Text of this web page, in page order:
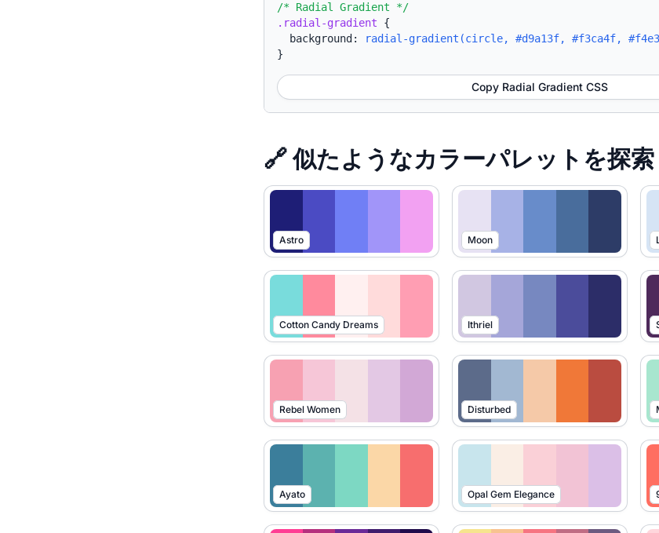
/* Radial Gradient */
.radial-gradient {
background:
radial-gradient(circle, #d9a13f, #f3ca4f,
}
Copy Radial Gradient CSS
🔗 似たようなカラーパレットを探索
Astro Moon
Cotton Candy Dreams Ithriel
Rebel Women Disturbed
Ayato Opal Gem Elegance